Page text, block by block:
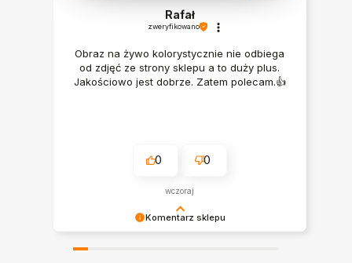
Komentarz sklepu
Rafał
zweryfikowano
Obraz na żywo kolorystycznie nie odbiega
od zdjęć ze strony sklepu a to duży plus.
Jakościowo jest dobrze. Zatem polecam.👍️
0 0
wczoraj